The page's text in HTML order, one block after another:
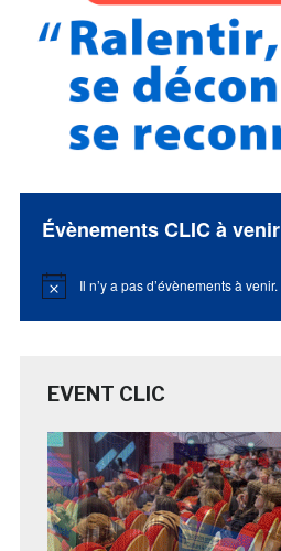
Évènements CLIC à venir
Notice Il n’y a pas d’évènements à venir.
EVENT CLIC